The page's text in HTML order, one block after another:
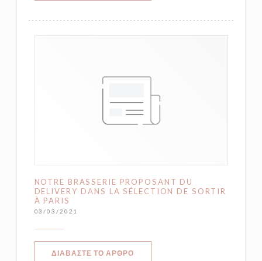
NOTRE BRASSERIE PROPOSANT DU
DELIVERY DANS LA SÉLECTION DE SORTIR
À PARIS
03/03/2021
ΔΙΑΒΆΣΤΕ ΤΟ ΆΡΘΡΟ